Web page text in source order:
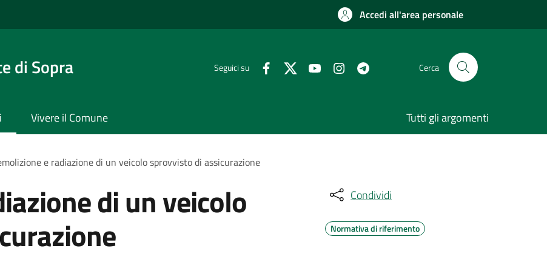
Accedi all'area personale
di Sopra Seguici su Cerca
Vivere il Comune Tutti gli argomenti
e radiazione di un veicolo sprovvisto di assicurazione
di un veicolo Condividi
Normativa di riferimento